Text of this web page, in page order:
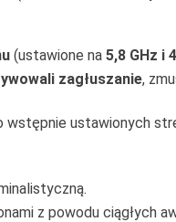
(ustawione na 5,8 GHz i
zagłuszanie,
wstępnie ustawionych
z powodu ciągłych